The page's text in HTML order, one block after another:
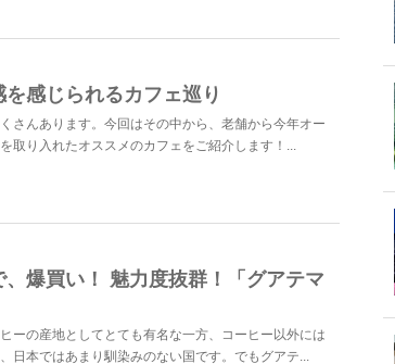
感じられるカフェ巡り
さんあります。今回はその中から、老舗から今年オー
取り入れたオススメのカフェをご紹介します！...
爆買い！ 魅力度抜群！「グアテマ
ーの産地としてとても有名な一方、コーヒー以外には
日本ではあまり馴染みのない国です。でもグアテ...